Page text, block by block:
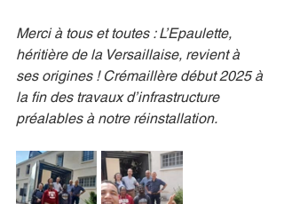
Merci à tous et toutes : L’Epaulette,
héritière de la Versaillaise, revient à
ses origines ! Crémaillère début 2025 à
la fin des travaux d’infrastructure
préalables à notre réinstallation.